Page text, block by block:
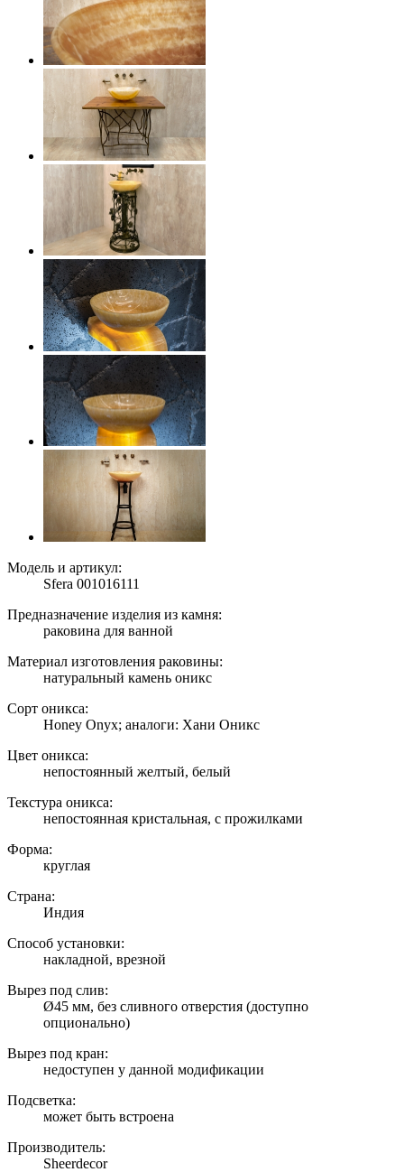
Модель и артикул:
Sfera 001016111
Предназначение изделия из камня:
раковина для ванной
Материал изготовления раковины:
натуральный камень оникс
Сорт оникса:
Honey Onyx; аналоги: Хани Оникс
Цвет оникса:
непостоянный желтый, белый
Текстура оникса:
непостоянная кристальная, с прожилками
Форма:
круглая
Страна:
Индия
Способ установки:
накладной, врезной
Вырез под слив:
Ø45 мм, без сливного отверстия (доступно
опционально)
Вырез под кран:
недоступен у данной модификации
Подсветка:
может быть встроена
Производитель:
Sheerdecor